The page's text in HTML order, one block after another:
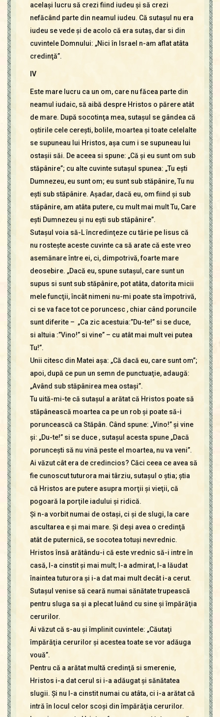
acelaşi lucru să crezi fiind iudeu şi să crezi
nefăcând parte din neamul iudeu. Că sutaşul nu era
iudeu se vede şi de acolo că era sutaş, dar si din
cuvintele Domnului: „Nici în Israel n-am aflat atâta
credinţă”.
IV
Este mare lucru ca un om, care nu făcea parte din
neamul iudaic, să aibă despre Hristos o părere atât
de mare. După socotinţa mea, sutaşul se gândea că
oştirile cele cereşti, bolile, moartea şi toate celelalte
se supuneau lui Hristos, aşa cum i se supuneau lui
ostaşii săi. De aceea si spune: „Că şi eu sunt om sub
stăpânire”; cu alte cuvinte sutaşul spunea: „Tu eşti
Dumnezeu, eu sunt om; eu sunt sub stăpânire, Tu nu
eşti sub stăpânire. Aşadar, dacă eu, om fiind şi sub
stăpânire, am atâta putere, cu mult mai mult Tu, Care
eşti Dumnezeu şi nu eşti sub stăpânire”.
Sutaşul voia să-L încredinţeze cu tărie pe Iisus că
nu rosteşte aceste cuvinte ca să arate că este vreo
asemănare între ei, ci, dimpotrivă, foarte mare
deosebire. „Dacă eu, spune sutaşul, care sunt un
supus si sunt sub stăpânire, pot atâta, datorita micii
mele funcţii, încât nimeni nu-mi poate sta împotrivă,
ci se va face tot ce poruncesc , chiar când poruncile
sunt diferite – „Ca zic acestuia:”Du-te!” si se duce,
si altuia :”Vino!” si vine” – cu atât mai mult vei putea
Tu!”.
Unii citesc din Matei aşa: „Că dacă eu, care sunt om”;
apoi, după ce pun un semn de punctuaţie, adaugă:
„Având sub stăpânirea mea ostaşi”.
Tu uită-mi-te că sutaşul a arătat că Hristos poate să
stăpânească moartea ca pe un rob şi poate să-i
poruncească ca Stăpân. Când spune: „Vino!” şi vine
şi: „Du-te!” si se duce , sutaşul acesta spune „Dacă
porunceşti să nu vină peste el moartea, nu va veni”.
Ai văzut cât era de credincios? Căci ceea ce avea să
fie cunoscut tuturora mai târziu, sutaşul o ştia; ştia
că Hristos are putere asupra morţii şi vieţii, că
pogoară la porţile iadului şi ridică.
Şi n-a vorbit numai de ostaşi, ci şi de slugi, la care
ascultarea e şi mai mare. Şi deşi avea o credinţă
atât de puternică, se socotea totuşi nevrednic.
Hristos însă arătându-i că este vrednic să-i intre în
casă, l-a cinstit şi mai mult; l-a admirat, l-a lăudat
înaintea tuturora şi i-a dat mai mult decât i-a cerut.
Sutaşul venise să ceară numai sănătate trupească
pentru sluga sa şi a plecat luând cu sine şi împărăţia
cerurilor.
Ai văzut că s-au şi împlinit cuvintele: „Căutaţi
împărăţia cerurilor şi acestea toate se vor adăuga
vouă”.
Pentru că a arătat multă credinţă si smerenie,
Hristos i-a dat cerul si i-a adăugat şi sănătatea
slugii. Şi nu l-a cinstit numai cu atâta, ci i-a arătat că
intră în locul celor scoşi din împărăţia cerurilor.